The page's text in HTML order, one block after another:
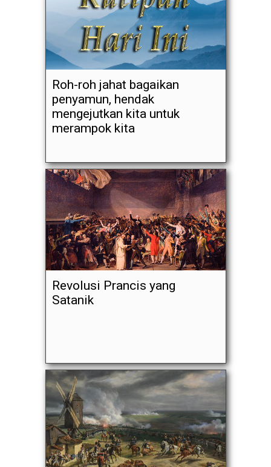
Roh-roh jahat bagaikan
penyamun, hendak
mengejutkan kita untuk
merampok kita
Revolusi Prancis yang
Satanik